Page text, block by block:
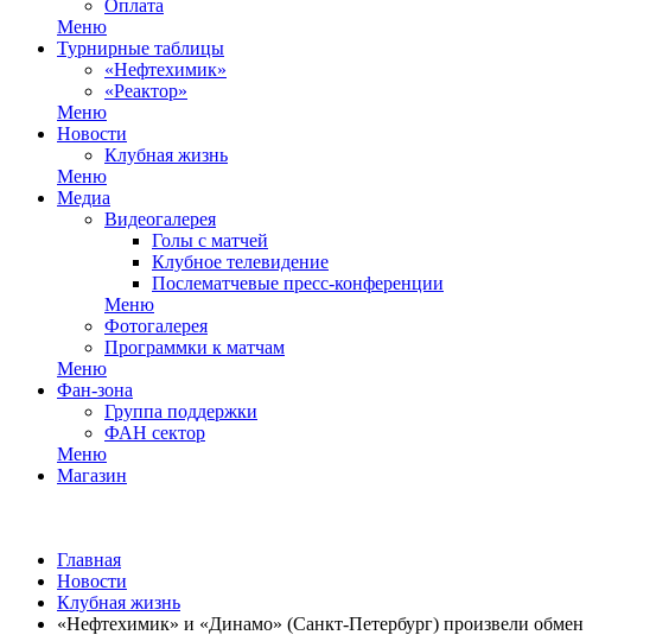
Оплата
Меню
Турнирные таблицы
«Нефтехимик»
«Реактор»
Меню
Новости
Клубная жизнь
Меню
Медиа
Видеогалерея
Голы с матчей
Клубное телевидение
Послематчевые пресс-конференции
Меню
Фотогалерея
Программки к матчам
Меню
Фан-зона
Группа поддержки
ФАН сектор
Меню
Магазин
Главная
Новости
Клубная жизнь
«Нефтехимик» и «Динамо» (Санкт-Петербург) произвели обмен